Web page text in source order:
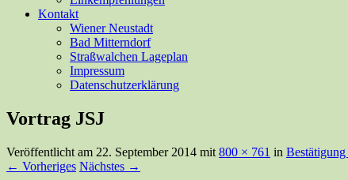
Kontakt
Wiener Neustadt
Bad Mitterndorf
Straßwalchen Lageplan
Impressum
Datenschutzerklärung
Vortrag JSJ
Veröffentlicht am 22. September 2014 mit 800 × 761 in
← Vorheriges Nächstes →